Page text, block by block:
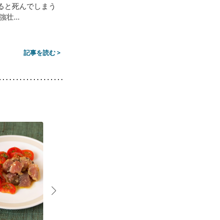
と死んでしまう
壮...
記事を読む >